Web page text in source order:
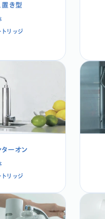
き型
リッジ
ーオン
リッジ